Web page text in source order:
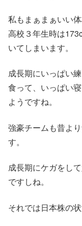
私もまぁまぁいい
高校３年生時は
いてしまいます。
成長期にいっぱい
食って、いっぱい
ようですね。
強豪チームも昔よ
す。
成長期にケガをし
ですしね。
それでは日本株の